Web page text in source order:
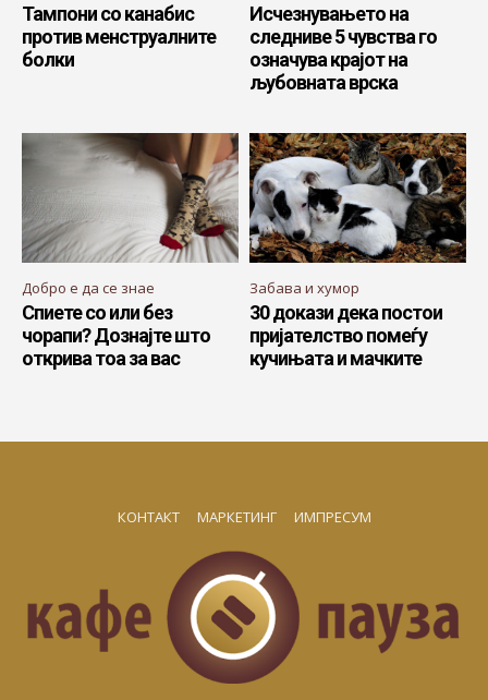
Тампони со канабис
против менструалните
болки
Исчезнувањето на
следниве 5 чувства го
означува крајот на
љубовната врска
Добро е да се знае
Спиете со или без
чорапи? Дознајте што
открива тоа за вас
Забава и хумор
30 докази дека постои
пријателство помеѓу
кучињата и мачките
КОНТАКТ МАРКЕТИНГ ИМПРЕСУМ